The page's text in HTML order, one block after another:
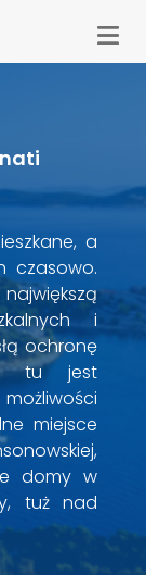
a
czasowo.
i
ochronę
tu jest
miejsce
domy w
tuż nad